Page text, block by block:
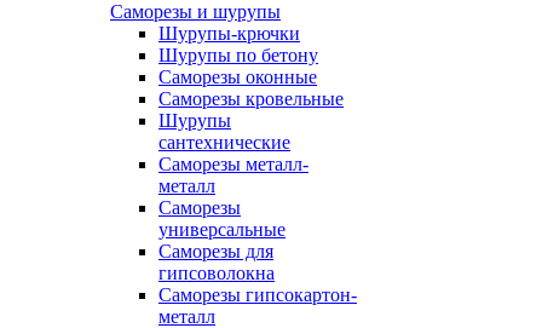
Саморезы и шурупы
Шурупы-крючки
Шурупы по бетону
Саморезы оконные
Саморезы кровельные
Шурупы
сантехнические
Саморезы металл-
металл
Саморезы
универсальные
Саморезы для
гипсоволокна
Саморезы гипсокартон-
металл